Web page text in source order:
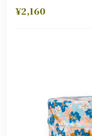
¥2,160